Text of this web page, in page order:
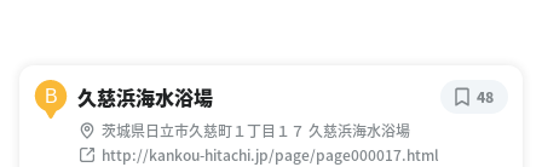
B 久慈浜海水浴場
茨城県日立市久慈町１丁目１７ 久慈浜海水浴場
http://kankou-hitachi.jp/page/page000017.html
48